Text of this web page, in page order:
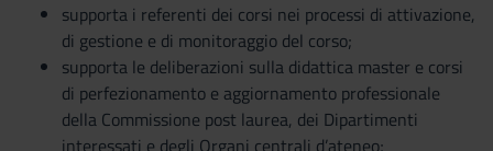
supporta i referenti dei corsi nei processi di attivazione,
di gestione e di monitoraggio del corso;
supporta le deliberazioni sulla didattica master e corsi
di perfezionamento e aggiornamento professionale
della Commissione post laurea, dei Dipartimenti
interessati e degli Organi centrali d’ateneo;